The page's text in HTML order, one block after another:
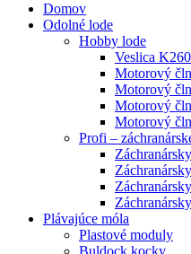
Domov
Odolné lode
Hobby lode
Veslica K260
Motorový
Motorový
Motorový
Motorový
Profi –
Plávajúce móla
Plastové moduly
Buldock kocky